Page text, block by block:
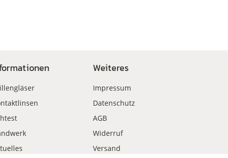
Weiteres
Impressum
Datenschutz
AGB
Widerruf
Versand